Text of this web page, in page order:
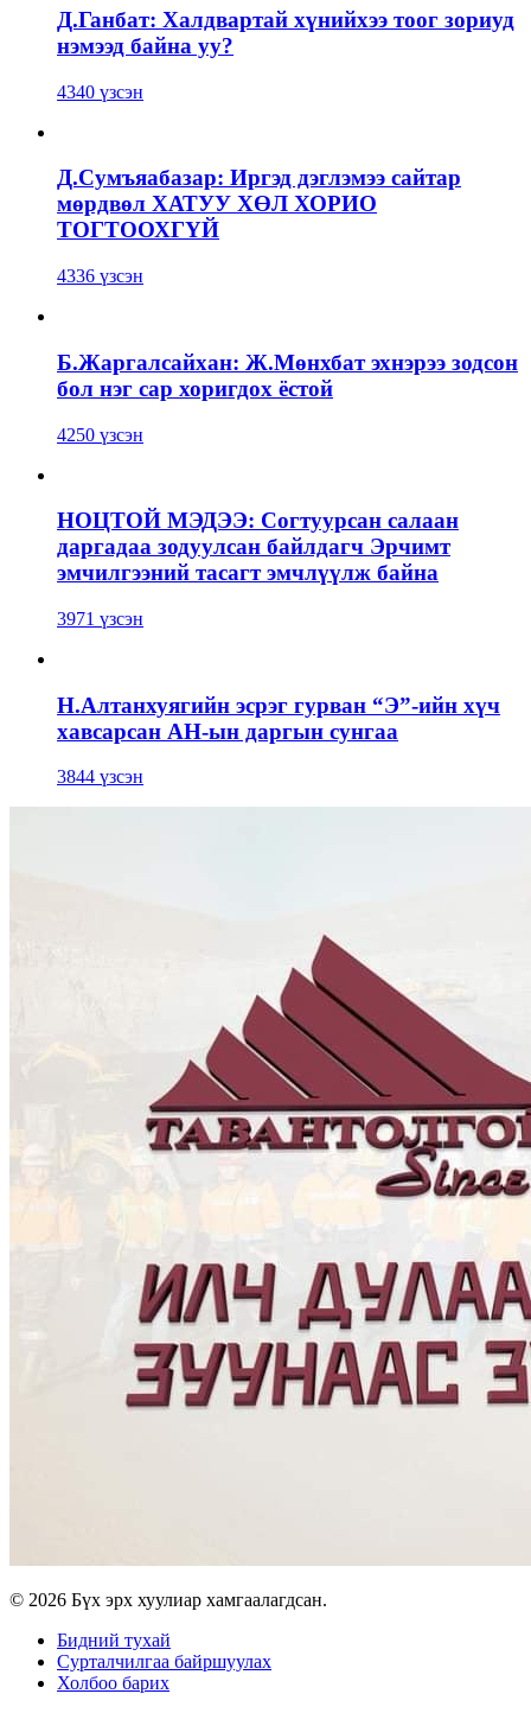
Д.Ганбат: Халдвартай хүнийхээ тоог зориуд
нэмээд байна уу?
4340 үзсэн
Д.Сумъяабазар: Иргэд дэглэмээ сайтар
мөрдвөл ХАТУУ ХӨЛ ХОРИО
ТОГТООХГҮЙ
4336 үзсэн
Б.Жаргалсайхан: Ж.Мөнхбат эхнэрээ зодсон
бол нэг сар хоригдох ёстой
4250 үзсэн
НОЦТОЙ МЭДЭЭ: Согтуурсан салаан
даргадаа зодуулсан байлдагч Эрчимт
эмчилгээний тасагт эмчлүүлж байна
3971 үзсэн
Н.Алтанхуягийн эсрэг гурван “Э”-ийн хүч
хавсарсан АН-ын даргын сунгаа
3844 үзсэн
© 2026 Бүх эрх хуулиар хамгаалагдсан.
Бидний тухай
Сурталчилгаа байршуулах
Холбоо барих